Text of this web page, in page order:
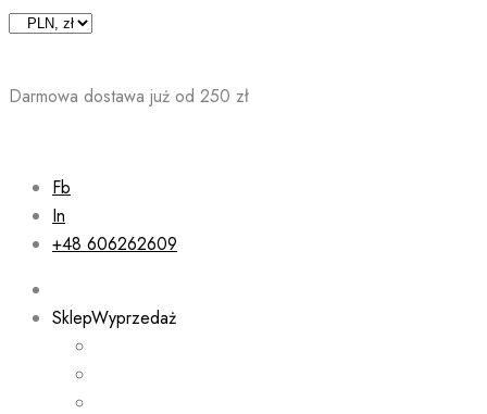
Skip
Darmowa dostawa już od 250 zł
Fb
In
+48 606262609
SklepWyprzedaż